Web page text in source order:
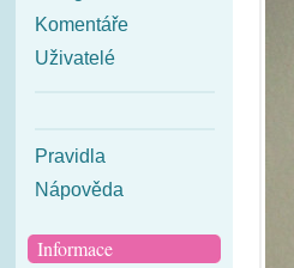
Komentáře
Uživatelé
Pravidla
Nápověda
Informace